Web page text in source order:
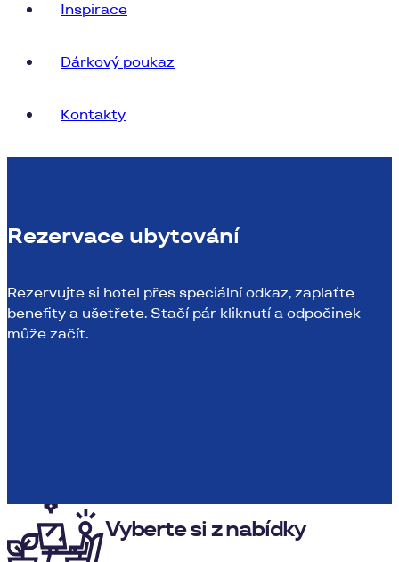
Inspirace
Dárkový poukaz
Kontakty
Rezervace ubytování
Rezervujte si hotel přes speciální odkaz, zaplaťte
benefity a ušetřete. Stačí pár kliknutí a odpočinek
může začít.
Vyberte si z nabídky